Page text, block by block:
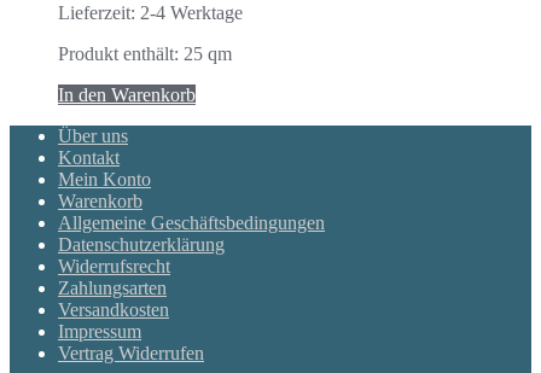
Lieferzeit: 2-4 Werktage
Produkt enthält: 25 qm
In den Warenkorb
Über uns
Kontakt
Mein Konto
Warenkorb
Allgemeine Geschäftsbedingungen
Datenschutzerklärung
Widerrufsrecht
Zahlungsarten
Versandkosten
Impressum
Vertrag Widerrufen